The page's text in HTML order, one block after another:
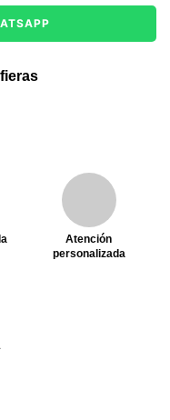
Atención
personalizada